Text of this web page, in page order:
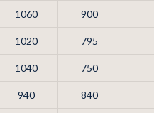
1060 900
1020 795
1040 750
940 840